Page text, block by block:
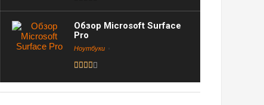
Обзор Microsoft Surface
Pro
Ноутбуки